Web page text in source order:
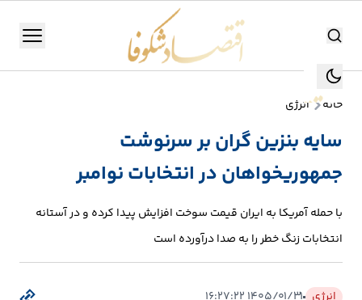
جستجو
منو
تولید
صنعت
انرژی
خانه انرژی
سایه بنزین گران بر سرنوشت
جمهوریخواهان در انتخابات نوامبر
با حمله آمریکا به ایران قیمت سوخت افزایش پیدا کرده و در آستانه
انتخابات زنگ خطر را به صدا درآورده است